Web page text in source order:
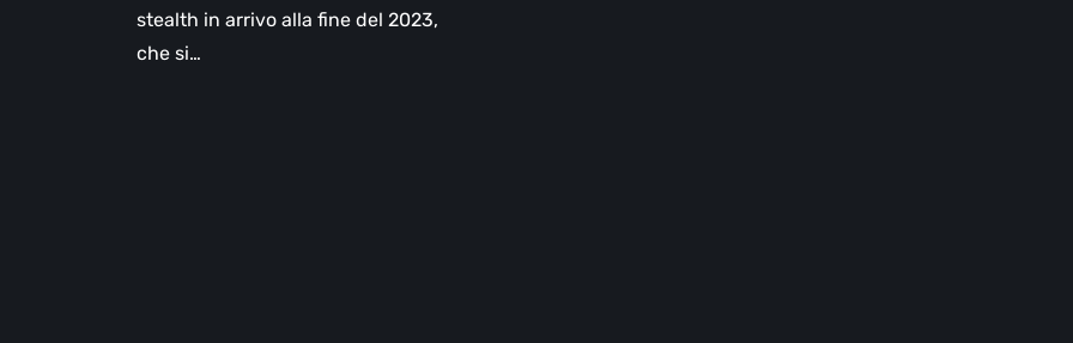
stealth in arrivo alla fine del 2023,
che si…